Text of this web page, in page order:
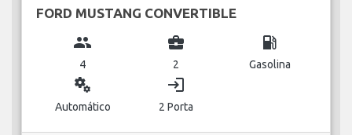
FORD MUSTANG CONVERTIBLE
group
4
business_center
2
local_gas_station
Gasolina
miscellaneous_services
Automático
login
2 Porta